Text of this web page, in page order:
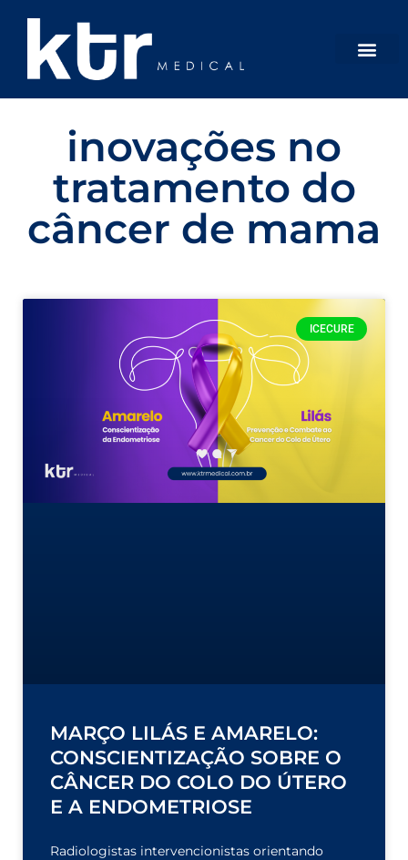
inovações no
tratamento do
câncer de mama
ICECURE
MARÇO LILÁS E AMARELO:
CONSCIENTIZAÇÃO SOBRE O
CÂNCER DO COLO DO ÚTERO
E A ENDOMETRIOSE
Radiologistas intervencionistas orientando